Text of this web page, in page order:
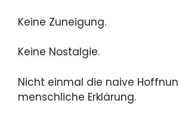
Keine Zuneigung.
Keine Nostalgie.
Nicht einmal die naive
menschliche Erklärung.